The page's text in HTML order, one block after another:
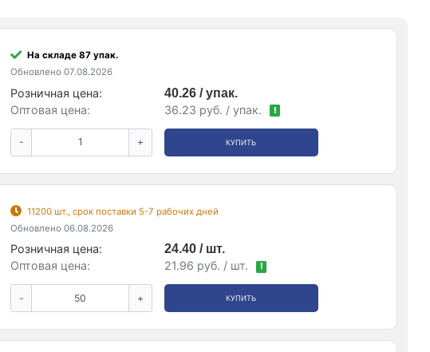
На складе 87 упак.
Обновлено 07.08.2026
Розничная цена:
40.26 / упак.
Оптовая цена:
36.23 руб. / упак. !
- + КУПИТЬ
11200 шт., срок поставки 5-7 рабочих дней
Обновлено 06.08.2026
Розничная цена:
24.40 / шт.
Оптовая цена:
21.96 руб. / шт. !
- + КУПИТЬ